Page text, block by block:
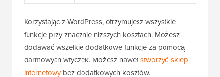
Korzystając z WordPress, otrzymujesz wszystkie
funkcje przy znacznie niższych kosztach. Możesz
dodawać wszelkie dodatkowe funkcje za pomocą
darmowych wtyczek. Możesz nawetstworzyć sklep
internetowybez dodatkowych kosztów.